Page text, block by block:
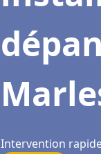
Intervention